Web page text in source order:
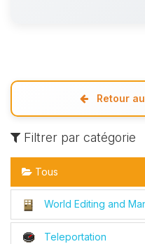
Retour
Filtrer par catégorie
Tous
World Editing and
Teleportation